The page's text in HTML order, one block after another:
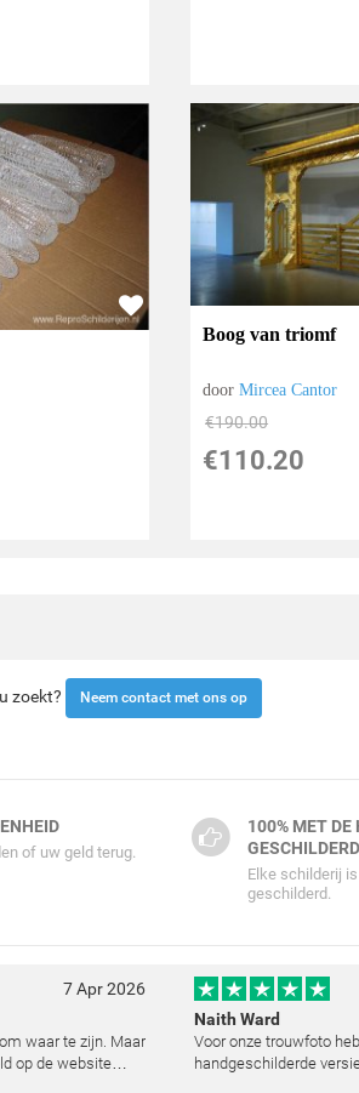
Boog van triomf
doorMircea Cantor
€190.00
€110.20
zoekt? Neem contact met ons op
of uw geld terug.
100% MET DE
GESCHILDERD
Elke schilderij
geschilderd.
7 Apr 2026
waar te zijn. Maar
op de website
Naith Ward
Voor onze trouwfoto
handgeschilderde